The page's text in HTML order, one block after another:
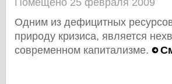
Помещено 25 февраля 2009
Одним из дефицитных
природу кризиса, является
современном капитализме.